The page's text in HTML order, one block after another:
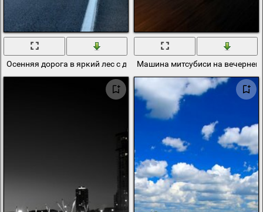
Осенняя дорога в яркий лес с дымкойМашина митсубиси на вечерней